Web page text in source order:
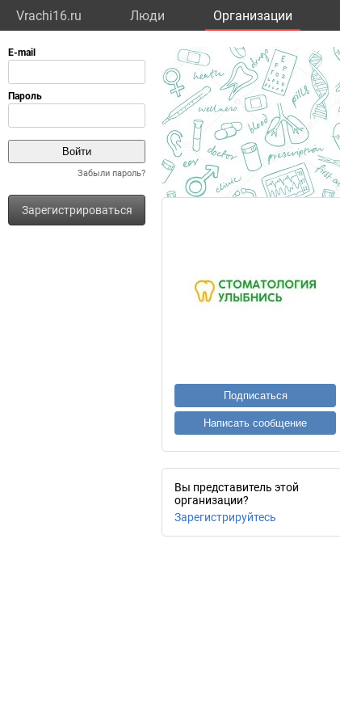
Vrachi16.ru Люди Организации
Забыли пароль?
Зарегистрироваться
Подписаться
Написать сообщение
Вы представитель этой
организации?
Зарегистрируйтесь